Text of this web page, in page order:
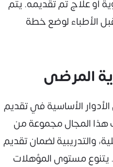
أو علاج تم تقديمه. يتم
الأطباء لوضع خطة
المرضى
الأساسية في تقديم
هذا المجال مجموعة من
والتدريبية لضمان تقديم
يتنوع مستوى المؤهلات